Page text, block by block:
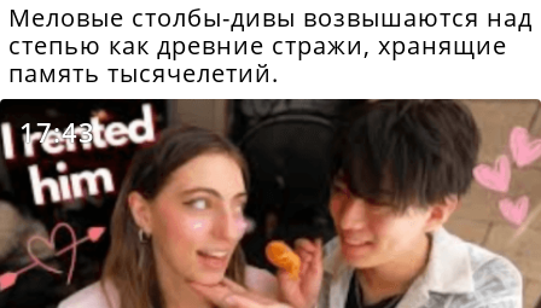
Меловые столбы-дивы возвышаются над
степью как древние стражи, хранящие
память тысячелетий.
17:43